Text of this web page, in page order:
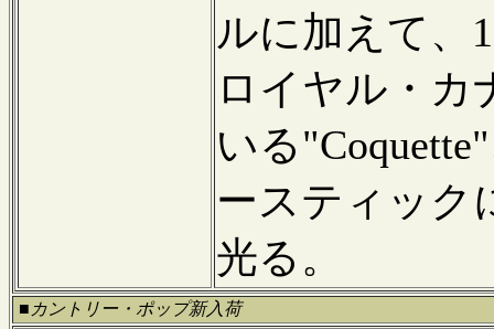
ルに加えて、
ロイヤル・カ
いる
ースティック
光る。
■カントリー・ポップ新入荷